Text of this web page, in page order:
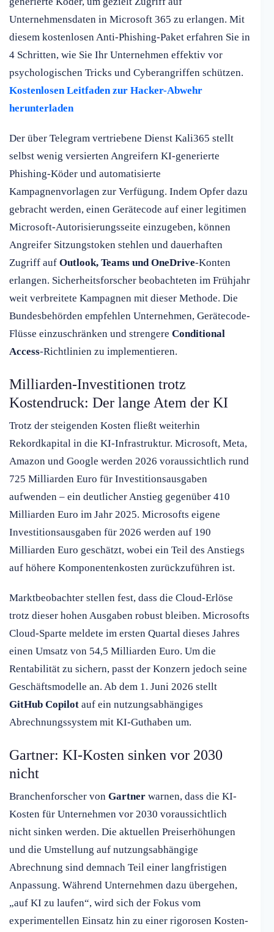
Unternehmensdaten in Microsoft 365 zu erlangen. Mit
diesem kostenlosen Anti-Phishing-Paket erfahren Sie in
4 Schritten, wie Sie Ihr Unternehmen effektiv vor
psychologischen Tricks und Cyberangriffen schützen.
Kostenlosen Leitfaden zur Hacker-Abwehr
herunterladen
Der über Telegram vertriebene Dienst Kali365 stellt
selbst wenig versierten Angreifern KI-generierte
Phishing-Köder und automatisierte
Kampagnenvorlagen zur Verfügung. Indem Opfer dazu
gebracht werden, einen Gerätecode auf einer legitimen
Microsoft-Autorisierungsseite einzugeben, können
Angreifer Sitzungstoken stehlen und dauerhaften
Zugriff auf Outlook, Teams und OneDrive-Konten
erlangen. Sicherheitsforscher beobachteten im Frühjahr
weit verbreitete Kampagnen mit dieser Methode. Die
Bundesbehörden empfehlen Unternehmen, Gerätecode-
Flüsse einzuschränken und strengere Conditional
Access-Richtlinien zu implementieren.
Milliarden-Investitionen trotz
Kostendruck: Der lange Atem der KI
Trotz der steigenden Kosten fließt weiterhin
Rekordkapital in die KI-Infrastruktur. Microsoft, Meta,
Amazon und Google werden 2026 voraussichtlich rund
725 Milliarden Euro für Investitionsausgaben
aufwenden – ein deutlicher Anstieg gegenüber 410
Milliarden Euro im Jahr 2025. Microsofts eigene
Investitionsausgaben für 2026 werden auf 190
Milliarden Euro geschätzt, wobei ein Teil des Anstiegs
auf höhere Komponentenkosten zurückzuführen ist.
Marktbeobachter stellen fest, dass die Cloud-Erlöse
trotz dieser hohen Ausgaben robust bleiben. Microsofts
Cloud-Sparte meldete im ersten Quartal dieses Jahres
einen Umsatz von 54,5 Milliarden Euro. Um die
Rentabilität zu sichern, passt der Konzern jedoch seine
Geschäftsmodelle an. Ab dem 1. Juni 2026 stellt
GitHub Copilot auf ein nutzungsabhängiges
Abrechnungssystem mit KI-Guthaben um.
Gartner: KI-Kosten sinken vor 2030
nicht
Branchenforscher von Gartner warnen, dass die KI-
Kosten für Unternehmen vor 2030 voraussichtlich
nicht sinken werden. Die aktuellen Preiserhöhungen
und die Umstellung auf nutzungsabhängige
Abrechnung sind demnach Teil einer langfristigen
Anpassung. Während Unternehmen dazu übergehen,
„auf KI zu laufen“, wird sich der Fokus vom
experimentellen Einsatz hin zu einer rigorosen Kosten-